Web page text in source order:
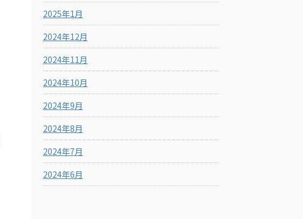
2025年1月
2024年12月
2024年11月
2024年10月
2024年9月
2024年8月
2024年7月
2024年6月